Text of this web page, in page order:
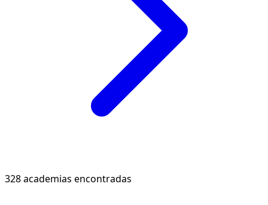
328 academias encontradas